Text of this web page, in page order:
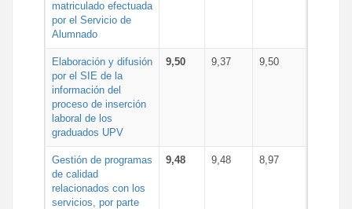
matriculado efectuada
por el Servicio de
Alumnado
Elaboración y difusión
por el SIE de la
información del
proceso de inserción
laboral de los
graduados UPV
9,50 9,37 9,50
Gestión de programas
de calidad
relacionados con los
servicios, por parte
9,48 9,48 8,97